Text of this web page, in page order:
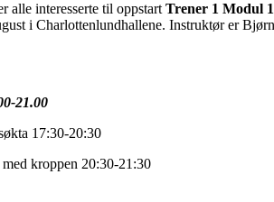
alle interesserte til oppstart Trener 1 Modul 1
i Charlottenlundhallene. Instruktør er Bjørn
21.00
17:30-20:30
kroppen 20:30-21:30